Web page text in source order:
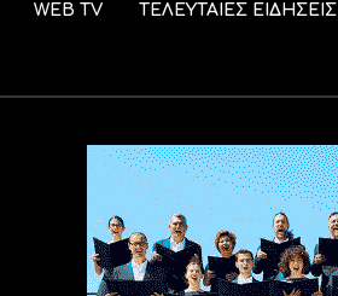
WEB TV ΤΕΛΕΥΤΑΙΕΣ ΕΙΔΗΣΕΙΣ